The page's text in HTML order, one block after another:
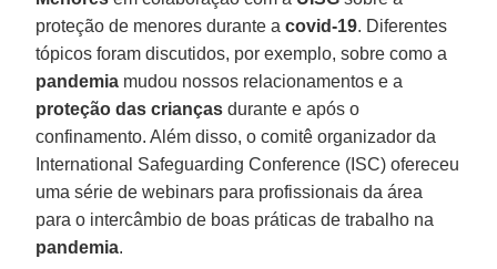
proteção de menores durante a covid-19. Diferentes
tópicos foram discutidos, por exemplo, sobre como a
pandemia mudou nossos relacionamentos e a
proteção das crianças durante e após o
confinamento. Além disso, o comitê organizador da
International Safeguarding Conference (ISC) ofereceu
uma série de webinars para profissionais da área
para o intercâmbio de boas práticas de trabalho na
pandemia.